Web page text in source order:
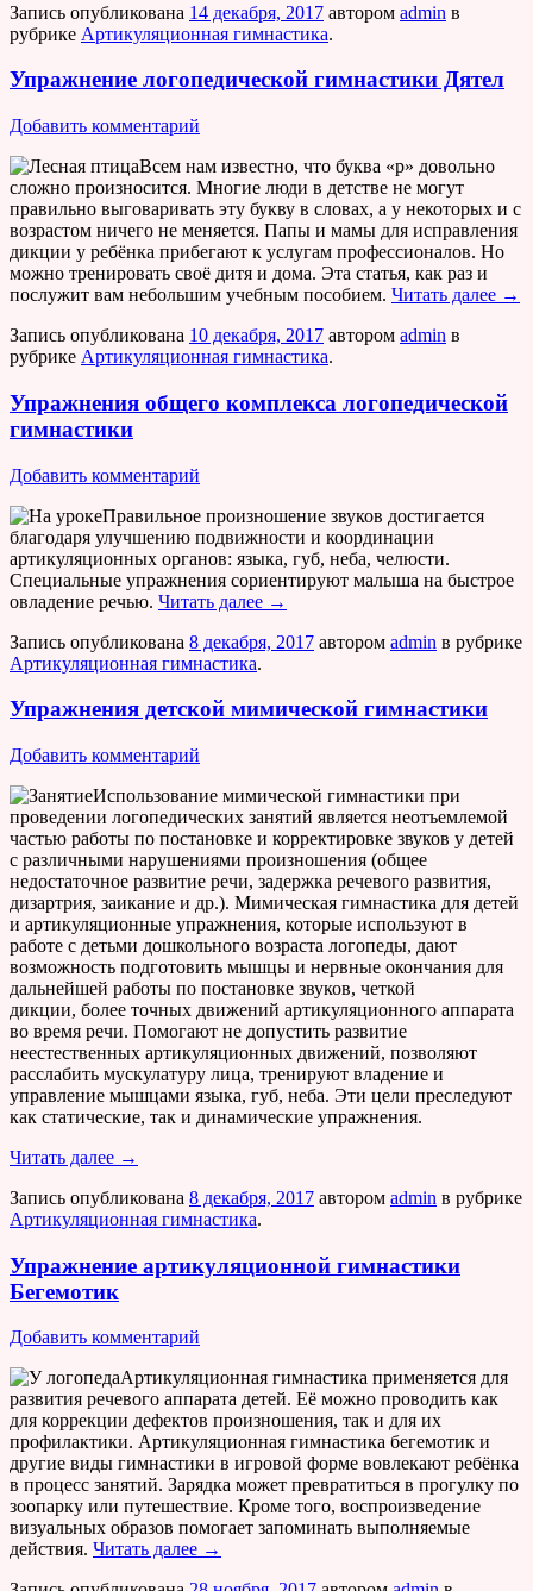
Запись опубликована 14 декабря, 2017 автором admin в
рубрике Артикуляционная гимнастика.
Упражнение логопедической гимнастики Дятел
Добавить комментарий
Всем нам известно, что буква «р» довольно
сложно произносится. Многие люди в детстве не могут
правильно выговаривать эту букву в словах, а у некоторых и с
возрастом ничего не меняется. Папы и мамы для исправления
дикции у ребёнка прибегают к услугам профессионалов. Но
можно тренировать своё дитя и дома. Эта статья, как раз и
послужит вам небольшим учебным пособием. Читать далее →
Запись опубликована 10 декабря, 2017 автором admin в
рубрике Артикуляционная гимнастика.
Упражнения общего комплекса логопедической
гимнастики
Добавить комментарий
Правильное произношение звуков достигается
благодаря улучшению подвижности и координации
артикуляционных органов: языка, губ, неба, челюсти.
Специальные упражнения сориентируют малыша на быстрое
овладение речью. Читать далее →
Запись опубликована 8 декабря, 2017 автором admin в рубрике
Артикуляционная гимнастика.
Упражнения детской мимической гимнастики
Добавить комментарий
Использование мимической гимнастики при
проведении логопедических занятий является неотъемлемой
частью работы по постановке и корректировке звуков у детей
с различными нарушениями произношения (общее
недостаточное развитие речи, задержка речевого развития,
дизартрия, заикание и др.). Мимическая гимнастика для детей
и артикуляционные упражнения, которые используют в
работе с детьми дошкольного возраста логопеды, дают
возможность подготовить мышцы и нервные окончания для
дальнейшей работы по постановке звуков, четкой
дикции, более точных движений артикуляционного аппарата
во время речи. Помогают не допустить развитие
неестественных артикуляционных движений, позволяют
расслабить мускулатуру лица, тренируют владение и
управление мышцами языка, губ, неба. Эти цели преследуют
как статические, так и динамические упражнения.
Читать далее →
Запись опубликована 8 декабря, 2017 автором admin в рубрике
Артикуляционная гимнастика.
Упражнение артикуляционной гимнастики
Бегемотик
Добавить комментарий
Артикуляционная гимнастика применяется для
развития речевого аппарата детей. Её можно проводить как
для коррекции дефектов произношения, так и для их
профилактики. Артикуляционная гимнастика бегемотик и
другие виды гимнастики в игровой форме вовлекают ребёнка
в процесс занятий. Зарядка может превратиться в прогулку по
зоопарку или путешествие. Кроме того, воспроизведение
визуальных образов помогает запоминать выполняемые
действия. Читать далее →